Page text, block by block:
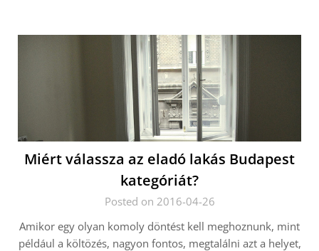
Miért válassza az eladó lakás Budapest
kategóriát?
Posted on 2016-04-26
Amikor egy olyan komoly döntést kell meghoznunk, mint
például a költözés, nagyon fontos, megtalálni azt a helyet,